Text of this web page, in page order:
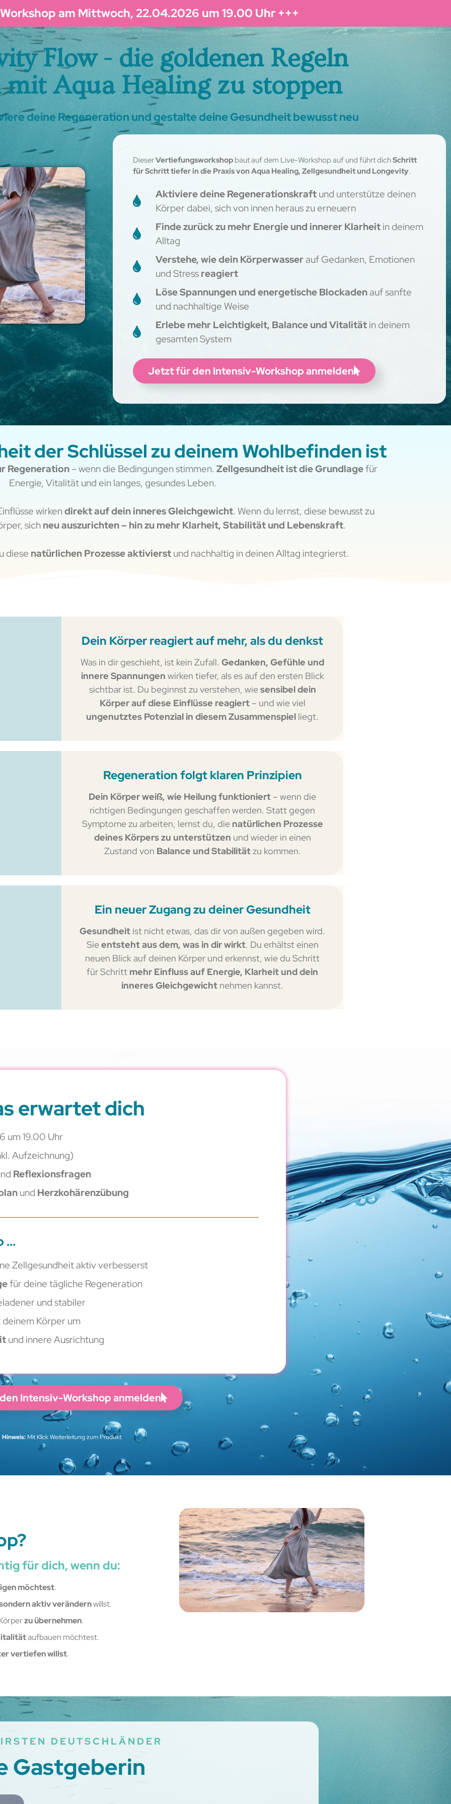
am Mittwoch, 22.04.2026 um 19.00 Uhr +++
Flow - die goldenen Regeln
Aqua Healing zu stoppen
deine Regeneration und gestalte deine Gesundheit bewusst neu
DieserVertiefungsworkshopbaut auf dem Live-Workshop auf und führt dichSchritt
für Schritt tiefer in die Praxis von Aqua Healing, Zellgesundheit und Longevity.
Aktiviere deine Regenerationskraftund unterstütze deinen
Körper dabei, sich von innen heraus zu erneuern
Finde zurück zu mehr Energie und innerer Klarheitin deinem
Alltag
Verstehe, wie dein Körperwasserauf Gedanken, Emotionen
und Stressreagiert
Löse Spannungen und energetische Blockadenauf sanfte
und nachhaltige Weise
Erlebe mehr Leichtigkeit, Balance und Vitalitätin deinem
gesamten System
Jetzt für den Intensiv-Workshop anmelden
der Schlüssel zu deinem Wohlbefinden ist
Regeneration– wenn die Bedingungen stimmen. Zellgesundheit ist die Grundlagefür
Energie, Vitalität und ein langes, gesundes Leben.
wirkendirekt auf dein inneres Gleichgewicht. Wenn du lernst, diese bewusst zu
sich neu auszurichten – hin zu mehr Klarheit, Stabilität und Lebenskraft.
diese natürlichen Prozesse aktivierstund nachhaltig in deinen Alltag integrierst.
Dein Körper reagiert auf mehr, als du denkst
Was in dir geschieht, ist kein Zufall. Gedanken, Gefühle und
innere Spannungen wirken tiefer, als es auf den ersten Blick
sichtbar ist. Du beginnst zu verstehen, wiesensibel dein
Körper auf diese Einflüsse reagiert – und wie viel
ungenutztes Potenzial in diesem Zusammenspiel liegt.
Regeneration folgt klaren Prinzipien
Dein Körper weiß, wie Heilung funktioniert – wenn die
richtigen Bedingungen geschaffen werden. Statt gegen
Symptome zu arbeiten, lernst du, die natürlichen Prozesse
deines Körpers zu unterstützen und wieder in einen
Zustand von Balance und Stabilitätzu kommen.
Ein neuer Zugang zu deiner Gesundheit
Gesundheit ist nicht etwas, das dir von außen gegeben wird.
Sieentsteht aus dem, was in dir wirkt. Du erhältst einen
neuen Blick auf deinen Körper und erkennst, wie du Schritt
für Schritt mehr Einfluss auf Energie, Klarheit und dein
inneres Gleichgewicht nehmen kannst.
erwartet dich
um 19.00 Uhr
Aufzeichnung)
Reflexionsfragen
und Herzkohärenzübung
...
Zellgesundheit aktiv verbesserst
für deine tägliche Regeneration
und stabiler
Körper um
und innere Ausrichtung
Intensiv-Workshop anmelden
Hinweis:Mit Klick Weiterleitung zum Produkt
für dich, wenn du:
möchtest.
aktiv verändernwillst.
zu übernehmen.
aufbauen möchtest.
vertiefen willst.
DEUTSCHLÄNDER
Gastgeberin